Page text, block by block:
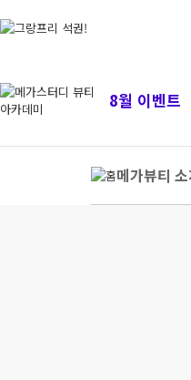
8월 이벤트
메가뷰티